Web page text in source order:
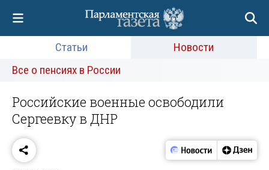
Статьи
Новости
Все о пенсиях в России
Российские военные освободили
Сергеевку в ДНР